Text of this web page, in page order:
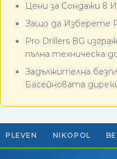
Цени за Сондажи в
Защо да Изберете
Pro Drillers BG
пълна техническа
Задължителна
Басейновата
PLEVEN NIKOPOL